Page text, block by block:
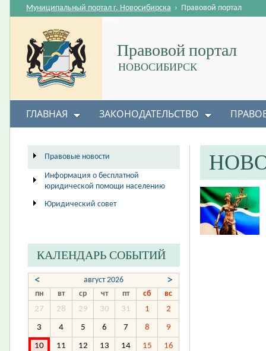
Правовой портал
НОВОСИБИРСК
Муниципальный портал г. Новосибирска › Правовой портал
ГЛАВНАЯ ЗАКОНОДАТЕЛЬСТВО
Правовые новости
Информация о бесплатной
юридической помощи населению
Юридический совет
КАЛЕНДАРЬ СОБЫТИЙ
< август 2026 >
пн вт ср чт пт сб
вс
27
28 29 30 31 1 2
3 4 5 6 7 8 9
10 11 12 13 14 15 16